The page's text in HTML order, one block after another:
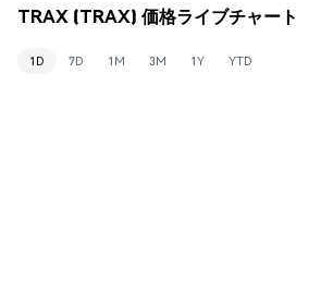
TRAX (TRAX) 価格ライブチャート
1D 7D 1M 3M 1Y YTD